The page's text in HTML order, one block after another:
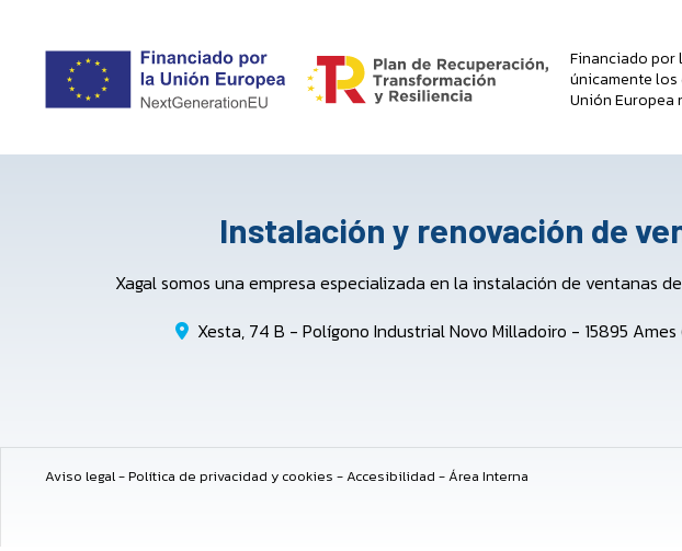
Financiado por
únicamente
Unión Europea
Instalación y renovación de
Xagal somos una empresa especializada en la instalación de ventanas
Xesta, 74 B - Polígono Industrial Novo Milladoiro - 15895 Ames
Aviso legal-Política de privacidad y cookies -Accesibilidad -Área Interna